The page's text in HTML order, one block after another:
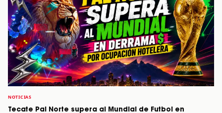
NOTICIAS
Tecate Pal Norte supera al Mundial de Futbol en